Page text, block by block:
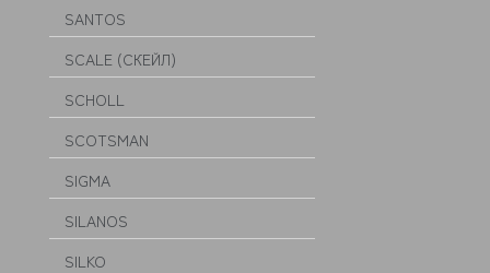
SANTOS
SCALE (СКЕЙЛ)
SCHOLL
SCOTSMAN
SIGMA
SILANOS
SILKO